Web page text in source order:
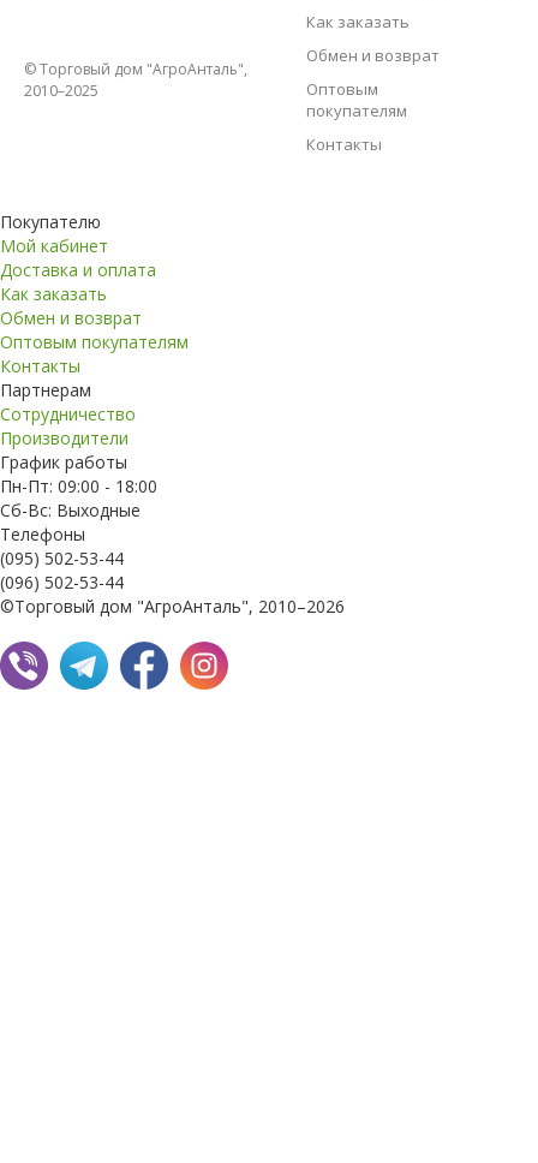
© Торговый дом "АгроАнталь",
2010–2025
Как заказать
Обмен и возврат
Оптовым
покупателям
Контакты
Покупателю
Мой кабинет
Доставка и оплата
Как заказать
Обмен и возврат
Оптовым покупателям
Контакты
Партнерам
Сотрудничество
Производители
График работы
Пн-Пт: 09:00 - 18:00
Сб-Вс: Выходные
Телефоны
(095) 502-53-44
(096) 502-53-44
©Торговый дом "АгроАнталь", 2010–2026